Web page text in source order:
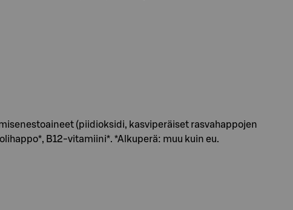
(piidioksidi, kasviperäiset rasvahappojen
B12-vitamiini*. *Alkuperä: muu kuin eu.